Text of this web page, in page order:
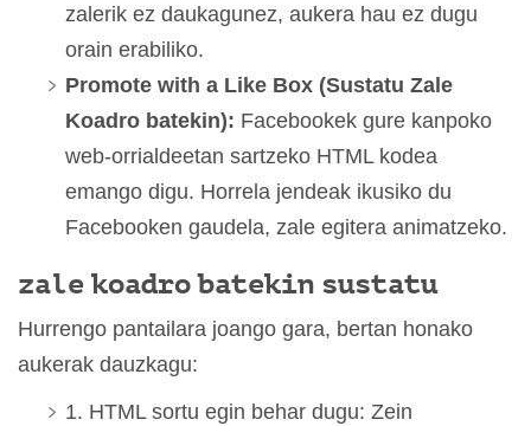
zalerik ez daukagunez, aukera hau ez dugu
orain erabiliko.
Promote with a Like Box (Sustatu Zale
Koadro batekin): Facebookek gure kanpoko
web-orrialdeetan sartzeko HTML kodea
emango digu. Horrela jendeak ikusiko du
Facebooken gaudela, zale egitera animatzeko.
zale koadro batekin sustatu
Hurrengo pantailara joango gara, bertan honako
aukerak dauzkagu:
1. HTML sortu egin behar dugu: Zein